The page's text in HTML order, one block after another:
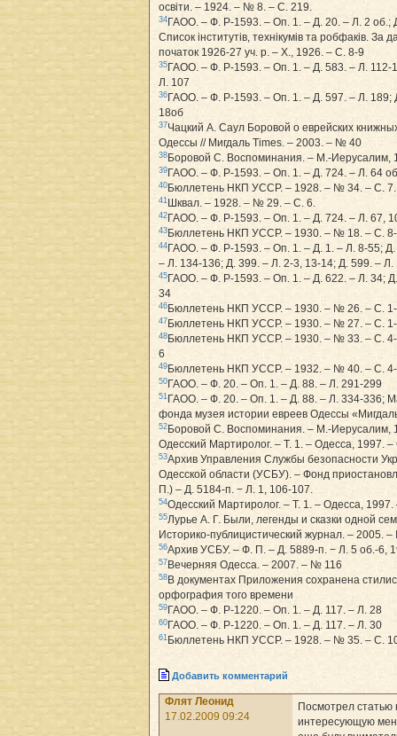
освіти. – 1924. – № 8. – С. 219.
34 ГАОО. – Ф. Р-1593. – Оп. 1. – Д. 20. – Л. 2 об.;
Список інститутів, технікумів та робфаків. За
початок 1926-27 уч. р. – Х., 1926. – С. 8-9
35 ГАОО. – Ф. Р-1593. – Оп. 1. – Д. 583. – Л. 112-
Л. 107
36 ГАОО. – Ф. Р-1593. – Оп. 1. – Д. 597. – Л. 189;
18об
37Чацкий А. Саул Боровой о еврейских
Одессы // Мигдаль Times. – 2003. – № 40
38 Боровой С. Воспоминания. – М.-Иерусалим,
39 ГАОО. – Ф. Р-1593. – Оп. 1. – Д. 724. – Л. 64
40 Бюллетень НКП УССР. – 1928. – № 34. – С. 7.
41 Шквал. – 1928. – № 29. – С. 6.
42 ГАОО. – Ф. Р-1593. – Оп. 1. – Д. 724. – Л. 67,
43 Бюллетень НКП УССР. – 1930. – № 18. – С.
44 ГАОО. – Ф. Р-1593. – Оп. 1. – Д. 1. – Л. 8-55; Д.
– Л. 134-136; Д. 399. – Л. 2-3, 13-14; Д. 599. – Л.
45 ГАОО. – Ф. Р-1593. – Оп. 1. – Д. 622. – Л. 34;
34
46 Бюллетень НКП УССР. – 1930. – № 26. – С.
47 Бюллетень НКП УССР. – 1930. – № 27. – С.
48 Бюллетень НКП УССР. – 1930. – № 33. – С.
6
49 Бюллетень НКП УССР. – 1932. – № 40. – С.
50 ГАОО. – Ф. 20. – Оп. 1. – Д. 88. – Л. 291-299
51 ГАОО. – Ф. 20. – Оп. 1. – Д. 88. – Л. 334-336;
фонда музея истории евреев Одессы
52 Боровой С. Воспоминания. – М.-Иерусалим,
Одесский Мартиролог. – Т. 1. – Одесса, 1997.
53Архив Управления Службы безопасности
Одесской области (УСБУ). – Фонд
П.) – Д. 5184-п. − Л. 1, 106-107.
54Одесский Мартиролог. – Т. 1. – Одесса,
55Лурье А. Г. Были, легенды и сказки одной
Историко-публицистический журнал. – 2005.
56Архив УСБУ. – Ф. П. – Д. 5889-п. − Л. 5 об.-6,
57 Вечерняя Одесса. – 2007. – № 116
58 В документах Приложения сохранена
орфография того времени
59 ГАОО. – Ф. Р-1220. – Оп. 1. – Д. 117. – Л. 28
60 ГАОО. – Ф. Р-1220. – Оп. 1. – Д. 117. – Л. 30
61 Бюллетень НКП УССР. – 1928. – № 35. – С.
Добавить комментарий
Флят Леонид
17.02.2009 09:24
Посмотрел статью
интересующую